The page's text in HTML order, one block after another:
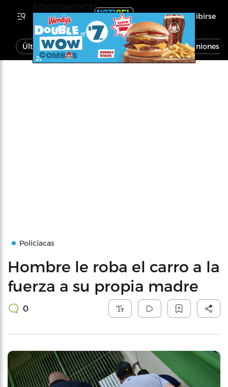
Inscribirse
Última Hora Noticias Economía Opiniones
Policíacas
Hombre le roba el carro a la
fuerza a su propia madre
0
Advertisements